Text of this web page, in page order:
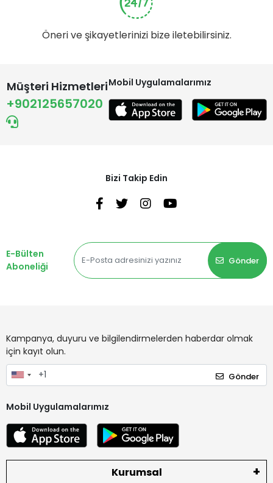
Öneri ve şikayetlerinizi bize iletebilirsiniz.
Müşteri Hizmetleri
+902125657020
Mobil Uygulamalarımız
Bizi Takip Edin
E-Bülten
Aboneliği
Gönder
Kampanya, duyuru ve bilgilendirmelerden haberdar olmak
için kayıt olun.
Gönder
Mobil Uygulamalarımız
Kurumsal